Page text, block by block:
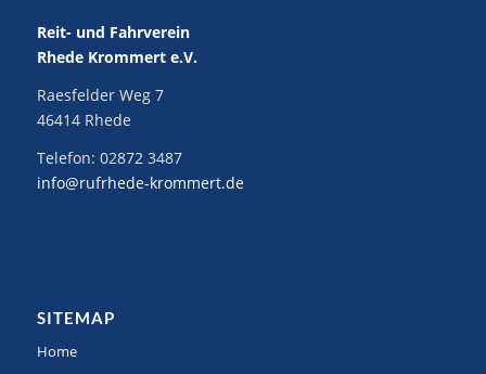
Reit- und Fahrverein
Rhede Krommert e.V.
Raesfelder Weg 7
46414 Rhede
Telefon: 02872 3487
info@rufrhede-krommert.de
SITEMAP
Home